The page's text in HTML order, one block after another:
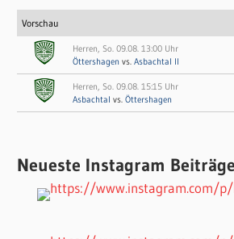
Vorschau
Herren, So. 09.08. 13:00 Uhr
Öttershagenvs.Asbachtal II
Herren, So. 09.08. 15:15 Uhr
Asbachtal vs.Öttershagen
Neueste Instagram Beiträge